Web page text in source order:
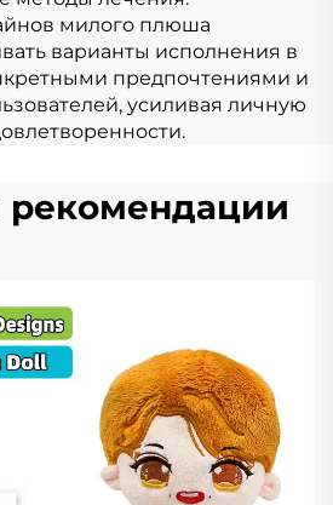
милого плюша
варианты исполнения в
предпочтениями и
усиливая личную
рекомендации